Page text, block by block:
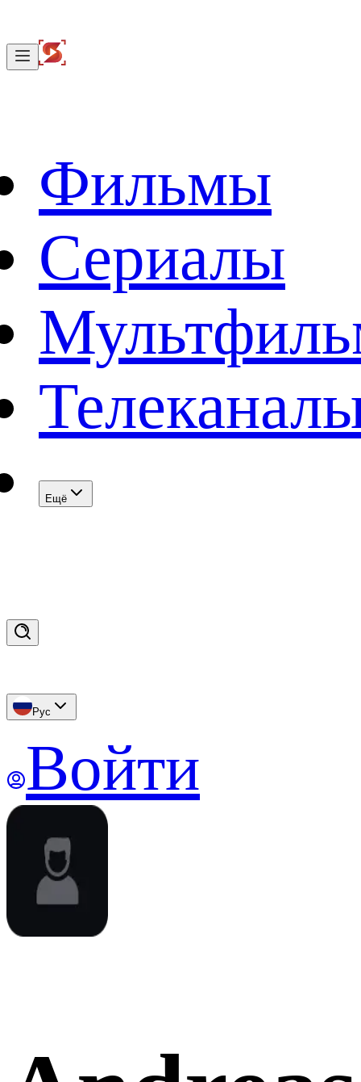
Фильмы
Сериалы
Eщё
Рус
Войти